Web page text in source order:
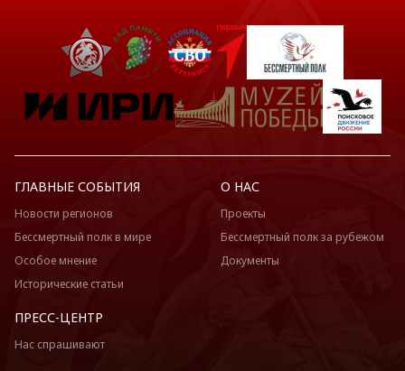
ГЛАВНЫЕ СОБЫТИЯ
Новости регионов
Бессмертный полк в мире
Особое мнение
Исторические статьи
О НАС
Проекты
Бессмертный полк за рубежом
Документы
ПРЕСС-ЦЕНТР
Нас спрашивают